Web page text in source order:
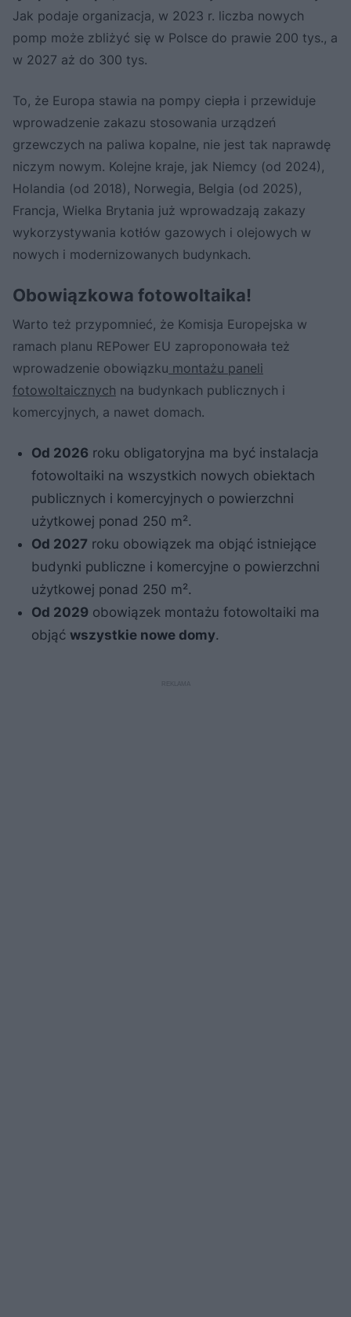
Jak podaje organizacja, w 2023 r. liczba nowych
pomp może zbliżyć się w Polsce do prawie 200 tys., a
w 2027 aż do 300 tys.
To, że Europa stawia na pompy ciepła i przewiduje
wprowadzenie zakazu stosowania urządzeń
grzewczych na paliwa kopalne, nie jest tak naprawdę
niczym nowym. Kolejne kraje, jak Niemcy (od 2024),
Holandia (od 2018), Norwegia, Belgia (od 2025),
Francja, Wielka Brytania już wprowadzają zakazy
wykorzystywania kotłów gazowych i olejowych w
nowych i modernizowanych budynkach.
Obowiązkowa fotowoltaika!
Warto też przypomnieć, że Komisja Europejska w
ramach planu REPower EU zaproponowała też
wprowadzenie obowiązku montażu paneli
fotowoltaicznych na budynkach publicznych i
komercyjnych, a nawet domach.
Od 2026 roku obligatoryjna ma być instalacja
fotowoltaiki na wszystkich nowych obiektach
publicznych i komercyjnych o powierzchni
użytkowej ponad 250 m².
Od 2027 roku obowiązek ma objąć istniejące
budynki publiczne i komercyjne o powierzchni
użytkowej ponad 250 m².
Od 2029 obowiązek montażu fotowoltaiki ma
objąć wszystkie nowe domy.